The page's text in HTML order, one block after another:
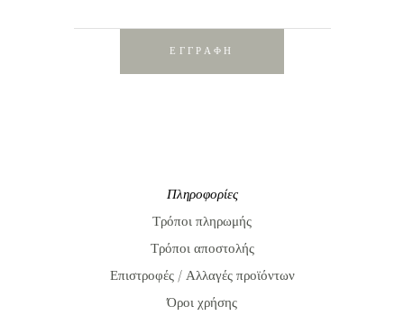
ΕΓΓΡΑΦΗ
Πληροφορίες
Τρόποι πληρωμής
Τρόποι αποστολής
Επιστροφές / Αλλαγές προϊόντων
Όροι χρήσης